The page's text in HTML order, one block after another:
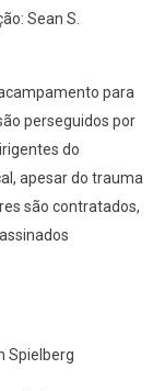
Sean S.
para
perseguidos por
do
apesar do trauma
são contratados,
Spielberg